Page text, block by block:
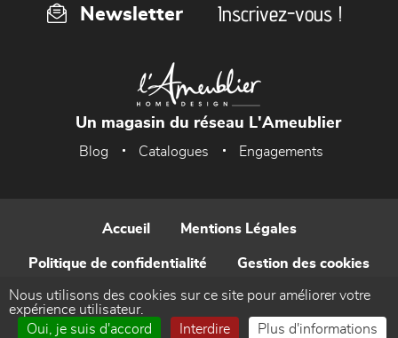
Newsletter Inscrivez-vous !
Un magasin du réseau L'Ameublier
Blog Catalogues Engagements
Accueil Mentions Légales
Politique de confidentialité Gestion des cookies
Contact
Nous utilisons des cookies sur ce site pour améliorer votre
expérience utilisateur.
Oui, je suis d'accord
Interdire Plus d'informations